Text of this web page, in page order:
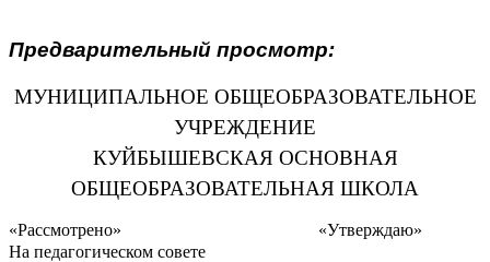
Предварительный просмотр:
МУНИЦИПАЛЬНОЕ ОБЩЕОБРАЗОВАТЕЛЬНОЕ
УЧРЕЖДЕНИЕ
КУЙБЫШЕВСКАЯ ОСНОВНАЯ
ОБЩЕОБРАЗОВАТЕЛЬНАЯ ШКОЛА
«Рассмотрено» «Утверждаю»
На педагогическом совете